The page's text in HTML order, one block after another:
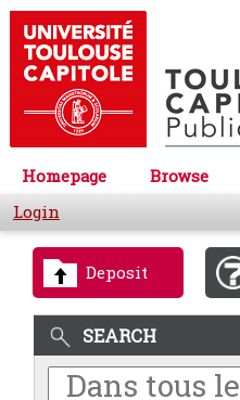
Homepage Browse
Login
Deposit
SEARCH